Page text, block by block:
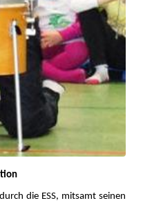
die ESS, mitsamt seinen